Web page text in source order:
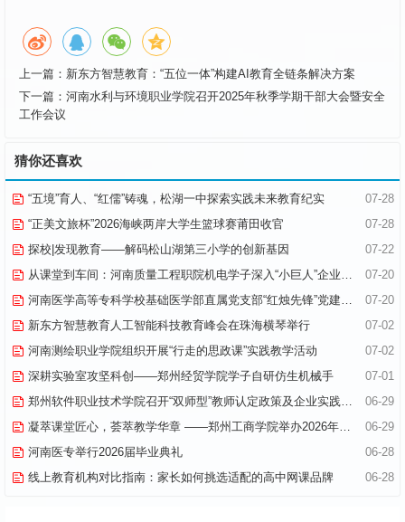
上一篇： 新东方智慧教育：“五位一体”构建AI教育全链条解决方案
下一篇： 河南水利与环境职业学院召开2025年秋季学期干部大会暨安全
工作会议
猜你还喜欢
07-28
“五境”育人、“红儒”铸魂，松湖一中探索实践未来教育纪实
07-28
“正美文旅杯”​2026海峡两岸大学生篮球赛莆田收官
07-22
探校|发现教育——解码松山湖第三小学的创新基因
07-20
从课堂到车间：河南质量工程职院机电学子深入“小巨人”企业，交出8份青春“智造”答卷
07-20
河南医学高等专科学校基础医学部直属党支部“红烛先锋”党建品牌创建纪实
07-02
新东方智慧教育人工智能科技教育峰会在珠海横琴举行
07-02
河南测绘职业学院组织开展“行走的思政课”实践教学活动
07-01
深耕实验室攻坚科创——郑州经贸学院学子自研仿生机械手
06-29
郑州软件职业技术学院召开“双师型”教师认定政策及企业实践专项解读会议
06-29
凝萃课堂匠心，荟萃教学华章 ——郑州工商学院举办2026年优秀教学材料展览会
06-28
河南医专举行2026届毕业典礼
06-28
线上教育机构对比指南：家长如何挑选适配的高中网课品牌